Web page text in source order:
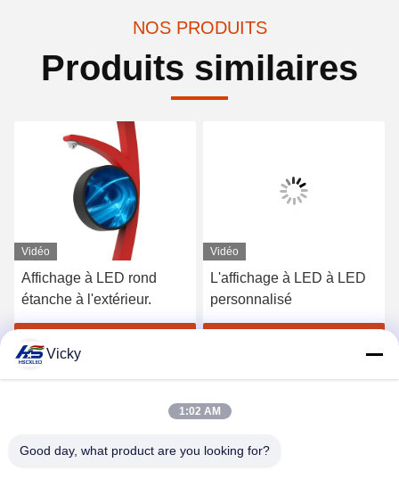
NOS PRODUITS
Produits similaires
Vidéo
Affichage à LED rond
étanche à l'extérieur.
Obtenez le meilleur prix
Vidéo
L'affichage à LED à LED
personnalisé
Vicky
1:02 AM
Good day, what product are you looking for?